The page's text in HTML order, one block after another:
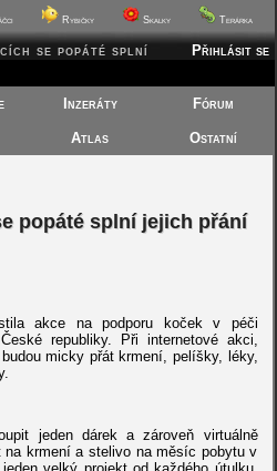
Rybičky Skalky Terárka
Přihlásit se
se popáté splní
Inzeráty Fórum
Atlas Ostatní
popáté splní jejich přání
akce na podporu koček v péči
republiky. Při internetové akci,
micky přát krmení, pelíšky, léky,
jeden dárek a zároveň virtuálně
krmení a stelivo na měsíc pobytu v